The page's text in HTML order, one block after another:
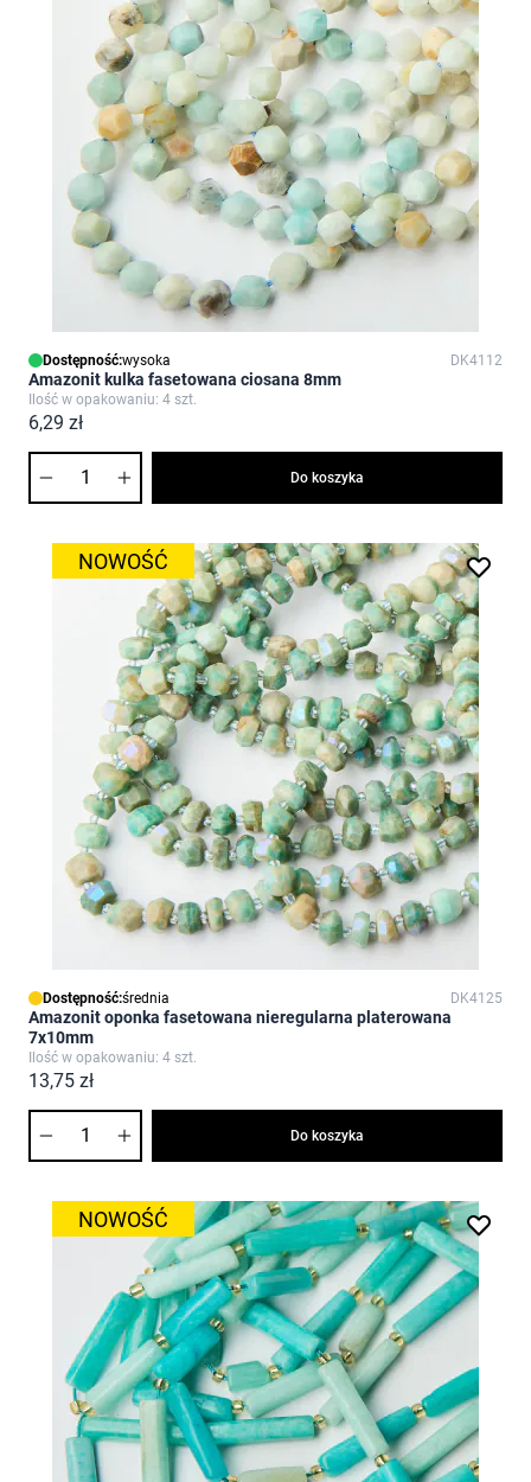
Dostępność:wysoka DK4112
Amazonit kulka fasetowana ciosana 8mm
Ilość w opakowaniu: 4 szt.
6,29 zł
Do koszyka
NOWOŚĆ
Dostępność:średnia DK4125
Amazonit oponka fasetowana nieregularna platerowana
7x10mm
Ilość w opakowaniu: 4 szt.
13,75 zł
Do koszyka
NOWOŚĆ